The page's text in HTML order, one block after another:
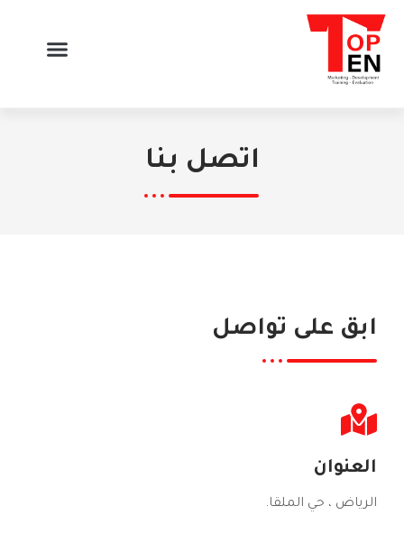
اتصل بنا
ابق على تواصل
العنوان
الرياض ، حي الملقا.